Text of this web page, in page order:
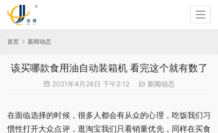
首页 新闻动态
该买哪款食用油自动装箱机 看完这个就有数了
2021年4月28日 下午2:12 新闻动态
在面临选择的时候，很多人都会有从众的心理，吃饭我们习
惯性打开大众点评，逛淘宝我们只看销量优先，同样在买食